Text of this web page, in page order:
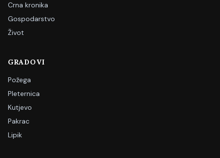
Crna kronika
Gospodarstvo
Život
GRADOVI
Požega
Pleternica
Kutjevo
Pakrac
Lipik